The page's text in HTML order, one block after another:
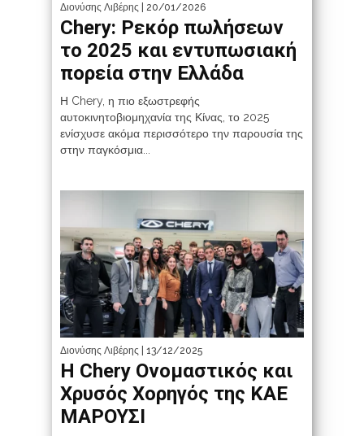
Διονύσης Λιβέρης | 20/01/2026
Chery: Ρεκόρ πωλήσεων
το 2025 και εντυπωσιακή
πορεία στην Ελλάδα
Η Chery, η πιο εξωστρεφής
αυτοκινητοβιομηχανία της Κίνας, το 2025
ενίσχυσε ακόμα περισσότερο την παρουσία της
στην παγκόσμια...
Διονύσης Λιβέρης | 13/12/2025
Η Chery Ονομαστικός και
Χρυσός Χορηγός της ΚΑΕ
ΜΑΡΟΥΣΙ